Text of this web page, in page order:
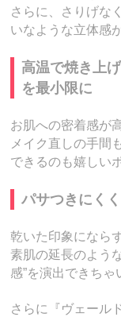
さらに、さりげな
いなような立体感
高温で焼き上
を最小限に
お肌への密着感が
メイク直しの手間
できるのも嬉しい
パサつきにく
乾いた印象になら
素肌の延長のよう
感”を演出できちゃ
さらに『ヴェール